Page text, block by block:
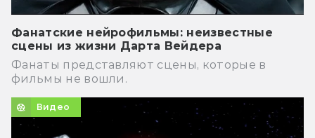
Фанатские нейрофильмы: неизвестные
сцены из жизни Дарта Вейдера
Фанаты представляют сцены, которые в
фильмы не вошли.
Видео